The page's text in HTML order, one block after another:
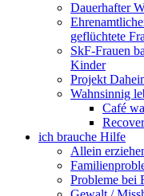
Dauerhafter
geflüchtete
SkF-Frauen
Kinder
Projekt
Wahnsinnig
Café
ich brauche Hilfe
Allein
Probleme bei